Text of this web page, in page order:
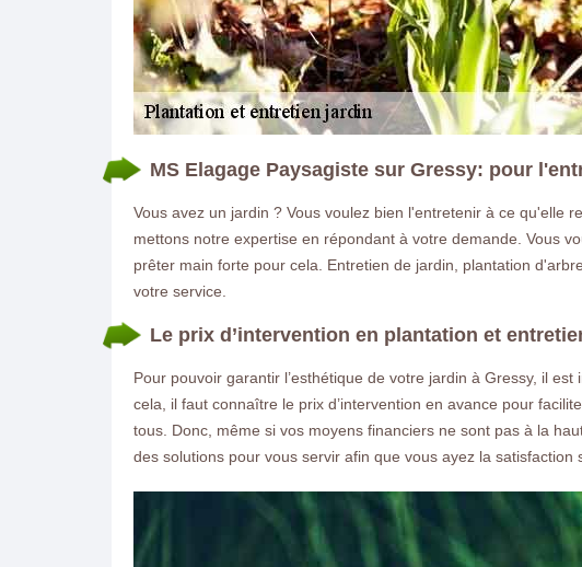
MS Elagage Paysagiste sur Gressy: pour
Vous avez un jardin ? Vous voulez bien l'entretenir à ce qu'elle
mettons notre expertise en répondant à votre demande. Vous
prêter main forte pour cela. Entretien de jardin, plantation
votre service.
Le prix d’intervention en plantation et
Pour pouvoir garantir l’esthétique de votre jardin à Gressy, il
cela, il faut connaître le prix d’intervention en avance pour
tous. Donc, même si vos moyens financiers ne sont pas à la
des solutions pour vous servir afin que vous ayez la satisfaction